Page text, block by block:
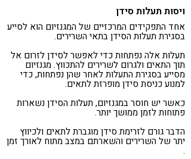
ויסות תעלות סידן
אחד התפקידים המרכזיים של המגנזיום הוא לסייע
בסגירת תעלות הסידן בתאי השרירים.
תעלות אלה נפתחות כדי לאפשר לסידן לזרום אל
תוך התאים ולגרום לשרירים להתכווץ. מגנזיום
מסייע בסגירת התעלות לאחר שהן נפתחות, כדי
למנוע כניסת סידן מופרזת לתאים.
כאשר יש חוסר במגנזיום, תעלות הסידן נשארות
פתוחות לזמן ממושך יותר.
הדבר גורם לזרימת סידן מוגברת לתאים ולכיווץ
יתר של השרירים והשארתם במצב מתוח לאורך זמן​
.